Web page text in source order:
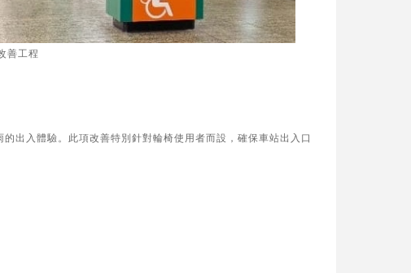
善工程
出入體驗。此項改善特別針對輪椅使用者而設，確保車站出入口